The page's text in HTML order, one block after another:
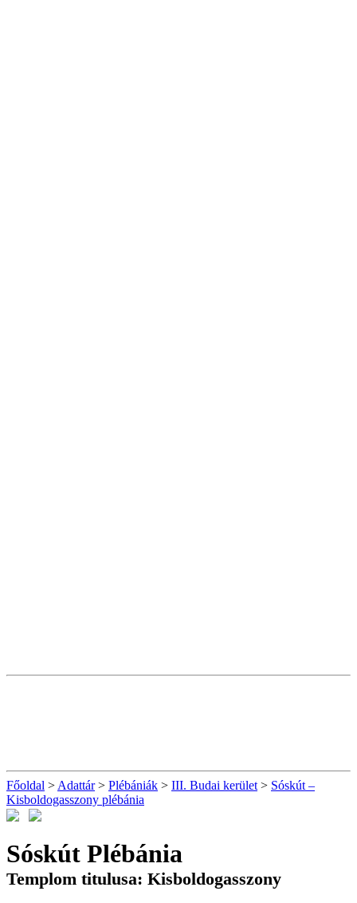
Főoldal > Adattár> Plébániák > III. Budai kerület > Sóskút –
Kisboldogasszony plébánia
Sóskút Plébánia
Templom titulusa: Kisboldogasszony